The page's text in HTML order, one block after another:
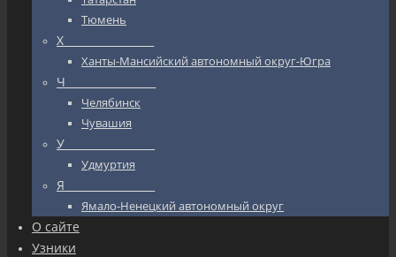
Тюмень
Х_________________
Ханты-Мансийский автономный округ-Югра
Ч_________________
Челябинск
Чувашия
У_________________
Удмуртия
Я_________________
Ямало-Ненецкий автономный округ
О сайте
Узники